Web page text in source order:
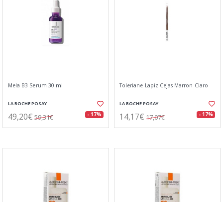
Mela B3 Serum 30 ml
LA ROCHE POSAY
49,20€ 59,31€ - 17%
Toleriane Lapiz Cejas Marron Claro
LA ROCHE POSAY
14,17€ 17,07€ - 17%